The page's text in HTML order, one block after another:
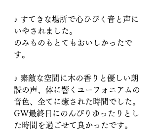
♪ すてきな場所で心ひびく音と声に
いやされました。
のみものもとてもおいしかったで
す。
♪ 素敵な空間に木の香りと優しい朗
読の声、体に響くユーフォニアムの
音色、全てに癒された時間でした。
GW最終日にのんびりゆったりとし
た時間を過ごせて良かったです。